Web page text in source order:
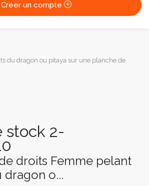
Créer un compte
du dragon ou pitaya sur une planche de
stock 2-
droits Femme pelant
o...